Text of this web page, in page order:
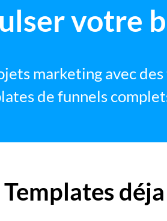
votre
marketing avec
de funnels
Templates